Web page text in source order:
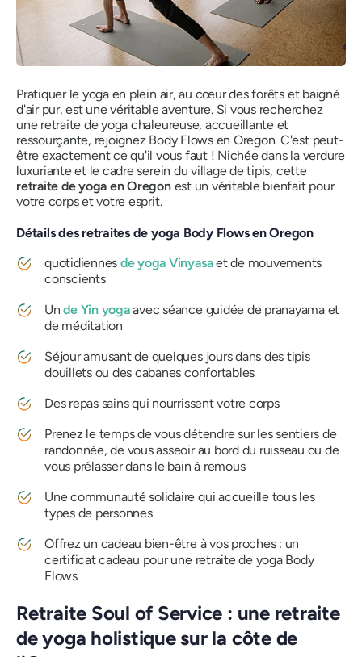
Pratiquer le yoga en plein air, au cœur des forêts et baigné
d'air pur, est une véritable aventure. Si vous recherchez
une retraite de yoga chaleureuse, accueillante et
ressourçante, rejoignez Body Flows en Oregon. C'est peut-
être exactement ce qu'il vous faut ! Nichée dans la verdure
luxuriante et le cadre serein du village de tipis, cette
retraite de yoga en Oregonest un véritable bienfait pour
votre corps et votre esprit.
Détails des retraites de yoga Body Flows en Oregon
quotidiennes de yoga Vinyasaet de mouvements
conscients
Unde Yin yogaavec séance guidée de pranayama et
de méditation
Séjour amusant de quelques jours dans des tipis
douillets ou des cabanes confortables
Des repas sains qui nourrissent votre corps
Prenez le temps de vous détendre sur les sentiers de
randonnée, de vous asseoir au bord du ruisseau ou de
vous prélasser dans le bain à remous
Une communauté solidaire qui accueille tous les
types de personnes
Offrez un cadeau bien-être à vos proches : un
certificat cadeau pour une retraite de yoga Body
Flows
Retraite Soul of Service : une retraite
de yoga holistique sur la côte de